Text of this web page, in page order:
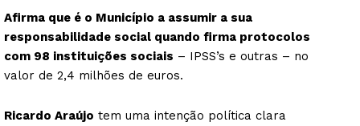
Afirma que é o Município a assumir a sua
responsabilidade social quando firma protocolos
com 98 instituições sociais – IPSS’s e outras – no
valor de 2,4 milhões de euros.
Ricardo Araújo tem uma intenção política clara